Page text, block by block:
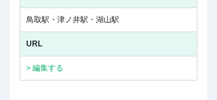
鳥取駅・津ノ井駅・湖山駅
URL
> 編集する